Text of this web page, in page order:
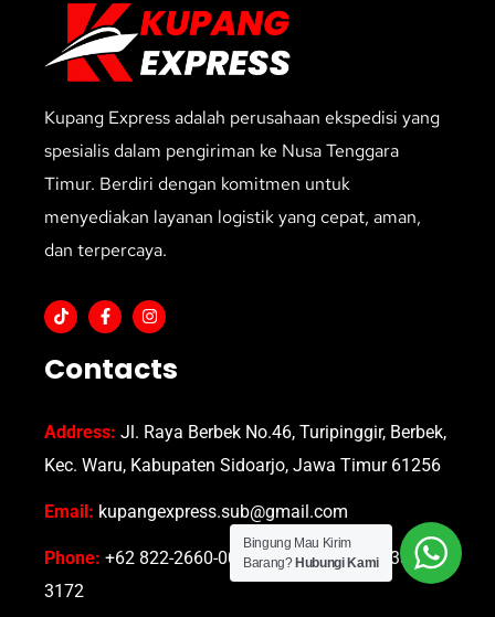
Kupang Express adalah perusahaan ekspedisi yang
spesialis dalam pengiriman ke Nusa Tenggara
Timur. Berdiri dengan komitmen untuk
menyediakan layanan logistik yang cepat, aman,
dan terpercaya.
Contacts
Address: Jl. Raya Berbek No.46, Turipinggir, Berbek,
Kec. Waru, Kabupaten Sidoarjo, Jawa Timur 61256
Email: kupangexpress.sub@gmail.com
Phone: +62 822-2660-0035 atau +62 822-2333-
3172
Bingung Mau Kirim
Barang? Hubungi Kami